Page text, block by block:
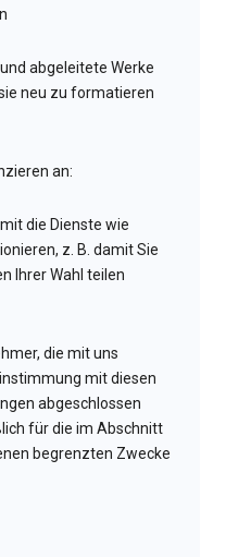
abgeleitete Werke
neu zu formatieren
an:
die Dienste wie
z. B. damit Sie
Ihrer Wahl teilen
die mit uns
mit diesen
abgeschlossen
für die im Abschnitt
begrenzten Zwecke